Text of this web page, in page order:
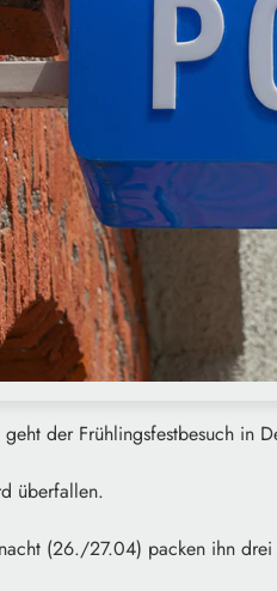
geht der Frühlingsfestbesuch in
überfallen.
(26./27.04) packen ihn drei